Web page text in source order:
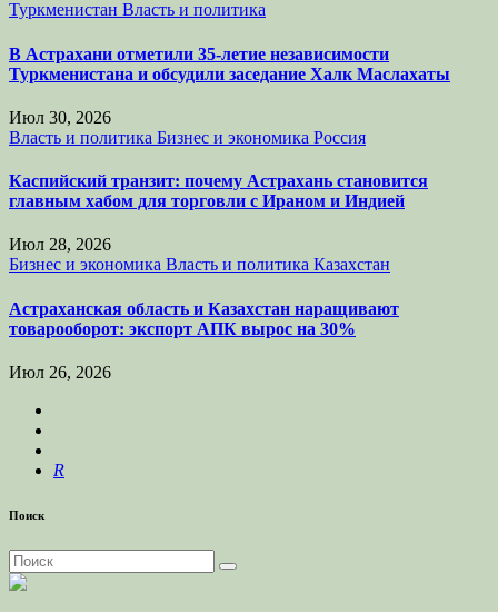
Туркменистан Власть и политика
В Астрахани отметили 35-летие независимости
Туркменистана и обсудили заседание Халк Маслахаты
Июл 30, 2026
Власть и политика Бизнес и экономика Россия
Каспийский транзит: почему Астрахань становится
главным хабом для торговли с Ираном и Индией
Июл 28, 2026
Бизнес и экономика Власть и политика Казахстан
Астраханская область и Казахстан наращивают
товарооборот: экспорт АПК вырос на 30%
Июл 26, 2026
R
Поиск